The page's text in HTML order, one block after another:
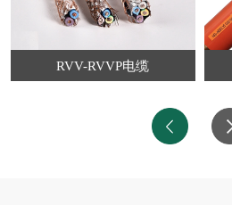
RVV-RVVP电缆